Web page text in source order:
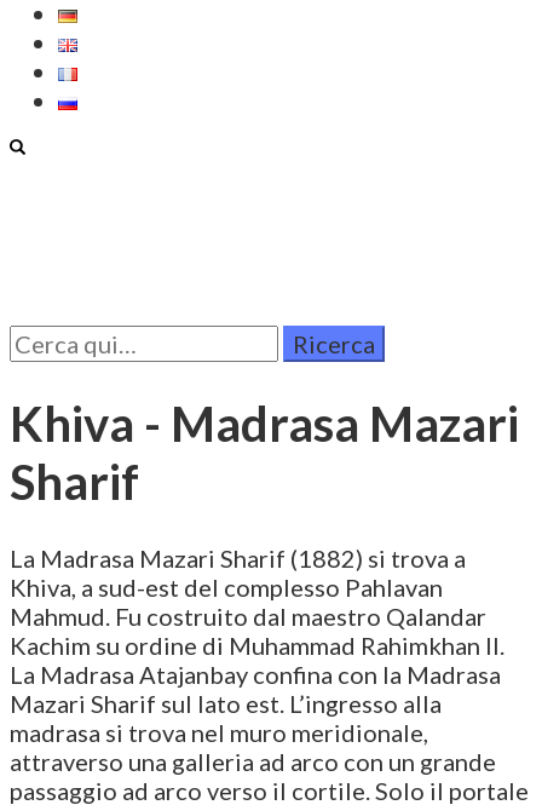
Cerca
per:
Khiva - Madrasa Mazari
Sharif
La Madrasa Mazari Sharif (1882) si trova a
Khiva, a sud-est del complesso Pahlavan
Mahmud. Fu costruito dal maestro Qalandar
Kachim su ordine di Muhammad Rahimkhan II.
La Madrasa Atajanbay confina con la Madrasa
Mazari Sharif sul lato est. L’ingresso alla
madrasa si trova nel muro meridionale,
attraverso una galleria ad arco con un grande
passaggio ad arco verso il cortile. Solo il portale